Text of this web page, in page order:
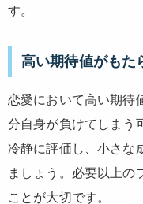
す。
高い期待値がもた
恋愛において高い期待
分自身が負けてしまう
冷静に評価し、小さな
ましょう。必要以上の
ことが大切です。